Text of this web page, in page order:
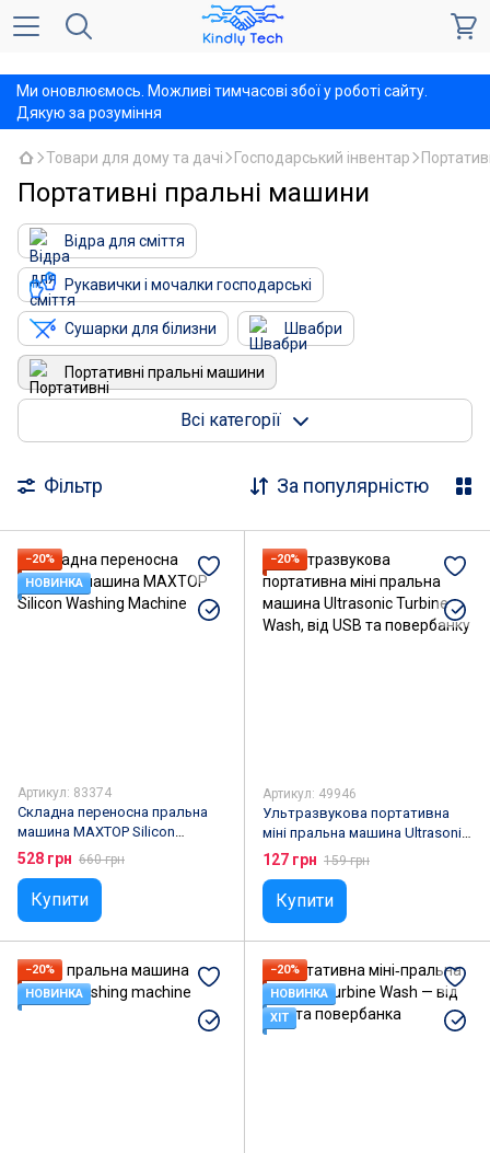
Ми оновлюємось. Можливі тимчасові збої у роботі сайту.
Дякую за розуміння
Товари для дому та дачі Господарський інвентар
Портативні пральні машини
Відра для сміття
Рукавички і мочалки господарські
Сушарки для білизни Швабри
Портативні пральні машини
Швабри для вікон та скребки
Всі категорії
Фільтр За популярністю
−20%
НОВИНКА
Артикул: 83374
Складна переносна пральна
машина MAXTOP Silicon
Washing Machine
528 грн 660 грн
Купити
−20%
Артикул: 49946
Ультразвукова портативна
міні пральна машина Ultrasonic
Turbine Wash, від USB та
повербанку
127 грн 159 грн
Купити
−20%
НОВИНКА
−20%
НОВИНКА
ХІТ